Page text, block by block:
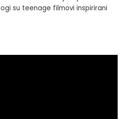
su teenage filmovi inspirirani